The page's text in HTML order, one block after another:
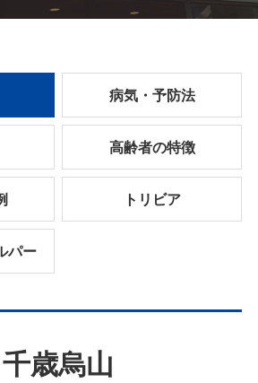
病気・予防法
高齢者の特徴
トリビア
パー
千歳烏山